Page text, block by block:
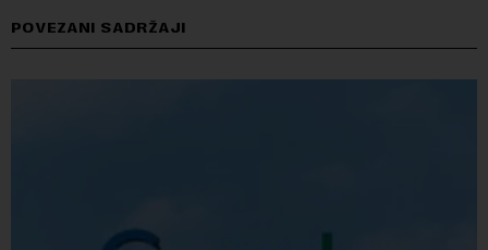
POVEZANI SADRŽAJI